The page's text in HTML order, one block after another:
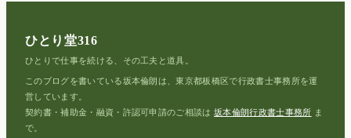
ひとり堂316
ひとりで仕事を続ける、その工夫と道具。
このブログを書いている坂本倫朗は、東京都板橋区で行政書士事務所を運
営しています。
契約書・補助金・融資・許認可申請のご相談は坂本倫朗行政書士事務所 ま
で。